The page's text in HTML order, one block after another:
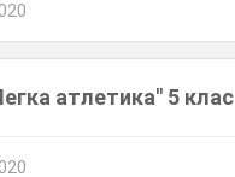
атлетика" 5 клас